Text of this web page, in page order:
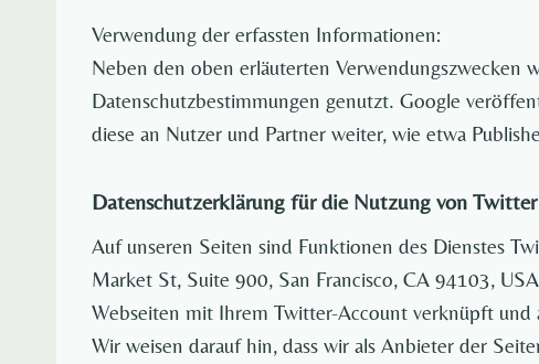
Verwendung der erfassten Informationen:
Neben den oben erläuterten
Datenschutzbestimmungen genutzt. Google
diese an Nutzer und Partner weiter, wie etwa
Datenschutzerklärung für die Nutzung von Twitter
Auf unseren Seiten sind Funktionen des Dienstes
Market St, Suite 900, San Francisco, CA 94103,
Webseiten mit Ihrem Twitter-Account verknüpft
Wir weisen darauf hin, dass wir als Anbieter der